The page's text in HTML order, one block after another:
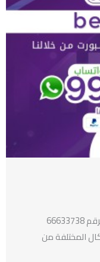
تمتع بعروض ومشاهدات bein sport على الرقم 66633738
المختلفة من